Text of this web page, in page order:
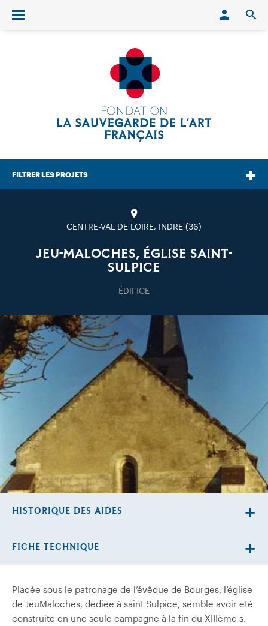
Ouvrir/fermer le menu
FILTRER LES PROJETS
CENTRE-VAL DE LOIRE, INDRE (36)
JEU-MALOCHES, ÉGLISE SAINT-
SULPICE
ÉDIFICE
Placée sous le patronage de l’évêque de Bourges, l’église
de Jeu­Maloches, dédiée à saint Sulpice, semble avoir été
construite en une seule campagne à la fin du XIIIème s.
HISTORIQUE DES AIDES
FICHE TECHNIQUE